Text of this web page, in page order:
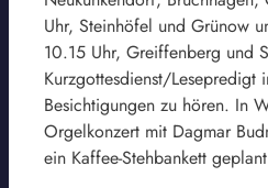
Uhr, Steinhöfel und Grünow
10.15 Uhr, Greiffenberg und
Kurzgottesdienst/Lesepredigt
Besichtigungen zu hören. In
Orgelkonzert mit Dagmar
ein Kaffee-Stehbankett